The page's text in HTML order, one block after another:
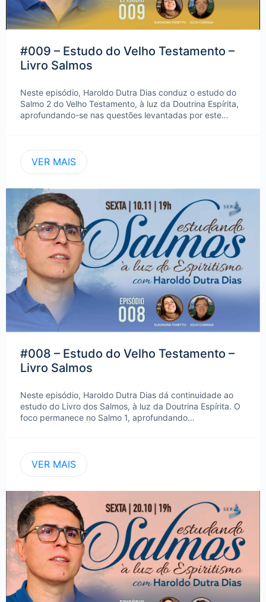
#009 – Estudo do Velho Testamento –
Livro Salmos
Neste episódio, Haroldo Dutra Dias conduz o estudo do
Salmo 2 do Velho Testamento, à luz da Doutrina Espírita,
aprofundando-se nas questões levantadas por este…
VER MAIS
#008 – Estudo do Velho Testamento –
Livro Salmos
Neste episódio, Haroldo Dutra Dias dá continuidade ao
estudo do Livro dos Salmos, à luz da Doutrina Espírita. O
foco permanece no Salmo 1, aprofundando…
VER MAIS